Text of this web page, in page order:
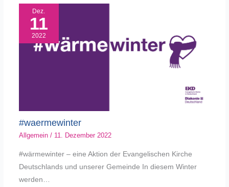
Dez.
11
2022
#waermewinter
Allgemein/ 11. Dezember 2022
#wärmewinter – eine Aktion der Evangelischen Kirche
Deutschlands und unserer Gemeinde In diesem Winter
werden…